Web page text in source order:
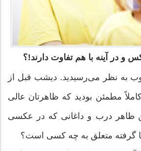
و در آینه با هم تفاوت دارند!؟
به نظر می‌رسیدید. دیشب قبل از
کاملاً مطمئن بودید که ظاهرتان عالی
درب و داغانی که در عکسی
گرفته متعلق به چه کسی است؟